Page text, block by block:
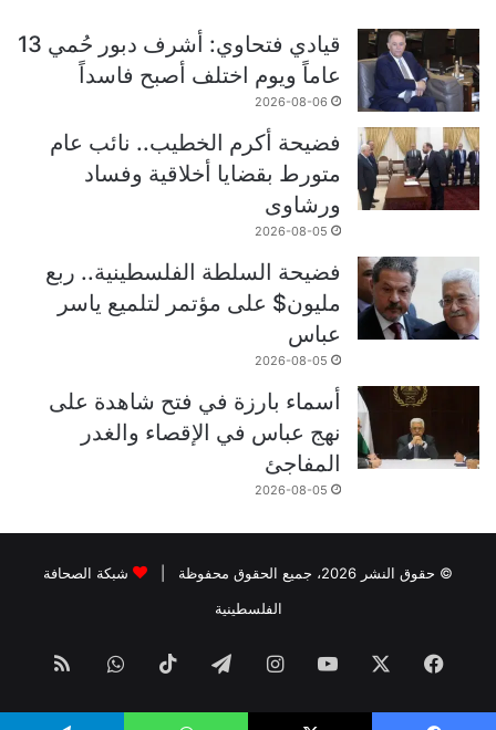
قيادي فتحاوي: أشرف دبور حُمي 13
عاماً ويوم اختلف أصبح فاسداً
2026-08-06
فضيحة أكرم الخطيب.. نائب عام
متورط بقضايا أخلاقية وفساد
ورشاوى
2026-08-05
فضيحة السلطة الفلسطينية.. ربع
مليون$ على مؤتمر لتلميع ياسر
عباس
2026-08-05
أسماء بارزة في فتح شاهدة على
نهج عباس في الإقصاء والغدر
المفاجئ
2026-08-05
© حقوق النشر 2026، جميع الحقوق محفوظة |
شبكة الصحافة
الفلسطينية
فيسبوك ‫YouTubeانستقرامتيلقرام ‫TikTokواتسابملخص
الموقع